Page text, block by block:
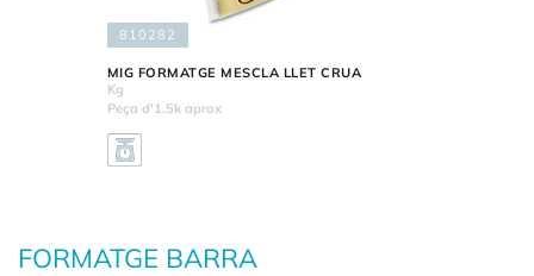
810282
MIG FORMATGE MESCLA LLET CRUA
Kg
Peça d'1.5k aprox
FORMATGE BARRA